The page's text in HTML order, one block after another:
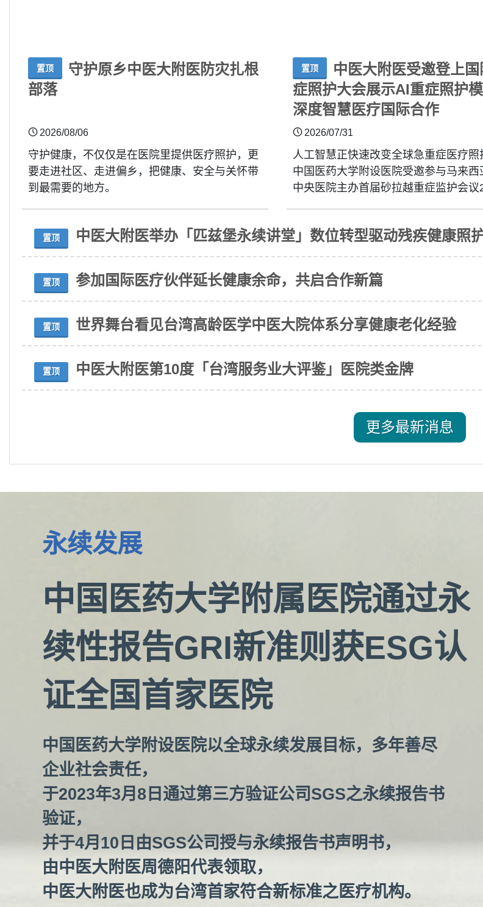
置顶
守护原乡中医大附医防灾扎根
部落
2026/08/06
守护健康，不仅仅是在医院里提供医疗照护，更
要走进社区、走进偏乡，把健康、安全与关怀带
到最需要的地方。
置顶
中医大附医受邀登上
症照护大会展示AI重症照护
深度智慧医疗国际合作
2026/07/31
人工智慧正快速改变全球急重症医疗照
中国医药大学附设医院受邀参与马来西
中央医院主办首届砂拉越重症监护会议
理人员，分享精准智慧（AI）重症照护
床决策及生成式AI护理机器人等创新成
台湾医疗智慧由临床参与者迈向国际合
输出的发展成果，获得参与者回馈。
置顶 中医大附医举办「匹兹堡永续讲堂」数位转型驱动残疾健康照
置顶 参加国际医疗伙伴延长健康余命，共启合作新篇
置顶 世界舞台看见台湾高龄医学中医大院体系分享健康老化经验
置顶 中医大附医第10度「台湾服务业大评鉴」医院类金牌
更多最新消息
永续发展
中国医药大学附属医院通过永
续性报告GRI新准则获ESG认
证全国首家医院
中国医药大学附设医院以全球永续发展目标，多年善尽
企业社会责任，
于2023年3月8日通过第三方验证公司SGS之永续报告书
验证，
并于4月10日由SGS公司授与永续报告书声明书，
由中医大附医周德阳代表领取，
中医大附医也成为台湾首家符合新标准之医疗机构。